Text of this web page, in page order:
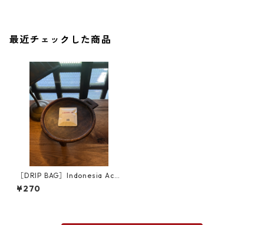
最近チェックした商品
［DRIP BAG］Indonesia Ace
h / インドネシア・アチェ
¥270